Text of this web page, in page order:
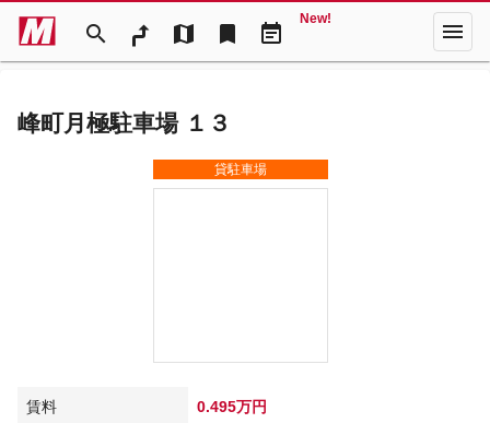
search map bookmark event_note
New! menu
峰町月極駐車場 １３
貸駐車場
賃料 0.495万円